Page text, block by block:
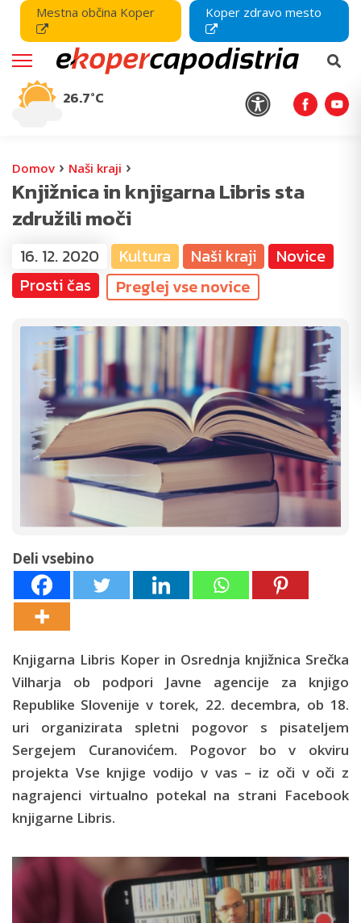
Mestna občina Koper Koper zdravo mesto
26.7°C
Domov › Naši kraji ›
Knjižnica in knjigarna Libris sta
združili moči
16. 12. 2020 Kultura Naši kraji
Novice
Prosti čas
Preglej vse novice
Deli vsebino
Knjigarna Libris Koper in Osrednja knjižnica Srečka
Vilharja ob podpori Javne agencije za knjigo
Republike Slovenije v torek, 22. decembra, ob 18.
uri organizirata spletni pogovor s pisateljem
Sergejem Curanovićem. Pogovor bo v okviru
projekta Vse knjige vodijo v vas – iz oči v oči z
nagrajenci virtualno potekal na strani Facebook
knjigarne Libris.